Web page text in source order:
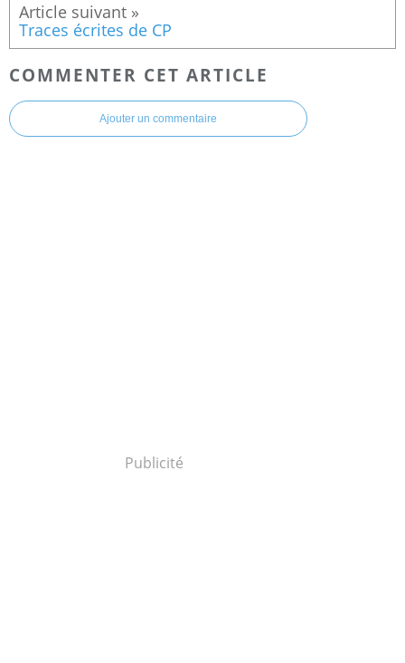
Traces écrites de CP
COMMENTER CET ARTICLE
Ajouter un commentaire
Publicité